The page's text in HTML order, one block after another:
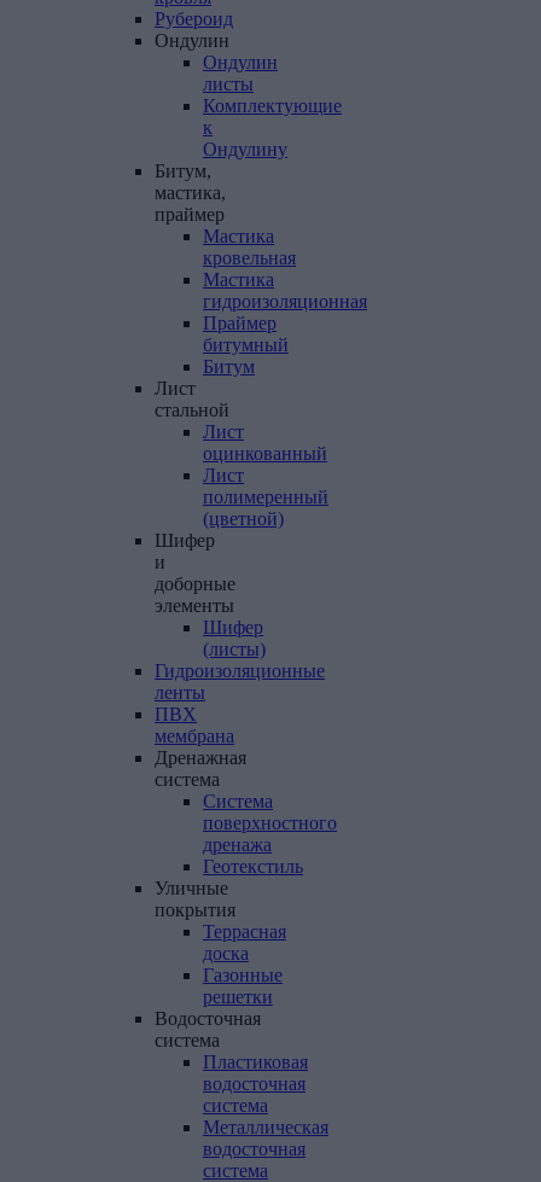
Рубероид
Ондулин
Ондулин
листы
Комплектующие
к
Ондулину
Битум,
мастика,
праймер
Мастика
кровельная
Мастика
гидроизоляционная
Праймер
битумный
Битум
Лист
стальной
Лист
оцинкованный
Лист
полимеренный
(цветной)
Шифер
и
доборные
элементы
Шифер
(листы)
Гидроизоляционные
ленты
ПВХ
мембрана
Дренажная
система
Система
поверхностного
дренажа
Геотекстиль
Уличные
покрытия
Террасная
доска
Газонные
решетки
Водосточная
система
Пластиковая
водосточная
система
Металлическая
водосточная
система